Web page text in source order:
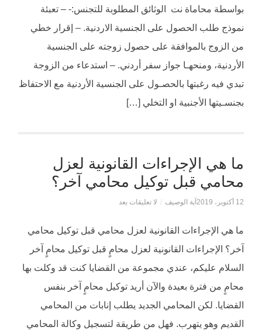
بواسطة محاماة نت الوثائق المطلوبة للتجنس:- – تعبئة
نموذج طلب الحصول على الجنسية الاردنية. – إقرار خطي
من الزوج بالموافقة على حصول زوجته على الجنسية
الأردنية، ومنحهـا جواز سفر أردني. – استدعاء من الزوجة
تبدي فيه رغبتها بالحصـول على الجنسية الأردنية مع الاحتفاظ
بجنسـيتها الأجنبية او التخلي […]
ما هي الإجراءات القانونية لعزل
محامي قبل توكيل محامي آخر؟
12 أكتوبر، 2019 آية الوصيف / لا تعليقات بعد
ما هي الإجراءات القانونية لعزل محامي قبل توكيل محامي
آخر؟ الإجراءات القانونية لعزل محامٍ قبل توكيل محامٍ آخر
السلام عليكم، عندي مجموعة من القضايا كنت قد وكلت بها
محامٍ من فترة بعيدة والآن أريد توكيل محامٍ آخر بنفس
القضايا. لكن المحامي الجديد يطلب إنابات من المحامي
القديم وهو يتهرب. فهل من طريقة لتسجيل وكالة المحامي